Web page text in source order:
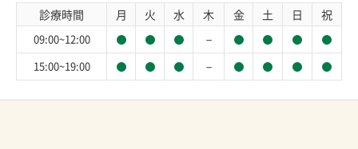
診療時間 月 火 水 木 金 土 日 祝
09:00~12:00 －
15:00~19:00 －